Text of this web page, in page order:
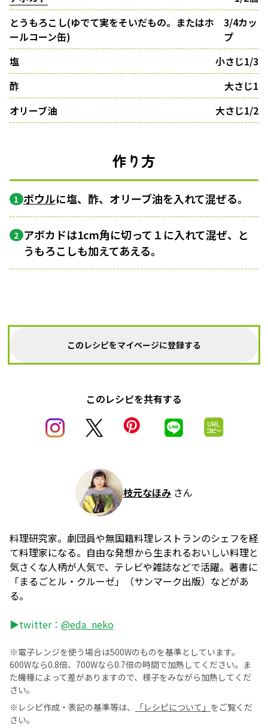
とうもろこし(ゆでて実をそいだもの。またはホ
ールコーン缶)
3/4カッ
プ
塩
小さじ1/3
酢
大さじ1
オリーブ油
大さじ1/2
作り方
1 ボウルに塩、酢、オリーブ油を入れて混ぜる。
2 アボカドは1cm角に切って１に入れて混ぜ、と
うもろこしも加えてあえる。
このレシピをマイページに登録する
このレシピを共有する
枝元なほみ さん
料理研究家。劇団員や無国籍料理レストランのシェフを経
て料理家になる。自由な発想から生まれるおいしい料理と
気さくな人柄が人気で、テレビや雑誌などで活躍。著書に
「まるごとル・クルーゼ」（サンマーク出版）などがあ
る。
▶twitter： @eda_neko
※電子レンジを使う場合は500Wのものを基準としています。
600Wなら0.8倍、700Wなら0.7倍の時間で加熱してください。ま
た機種によって差がありますので、様子をみながら加熱してくだ
さい。
※レシピ作成・表記の基準等は、
「レシピについて」 をご覧くだ
さい。